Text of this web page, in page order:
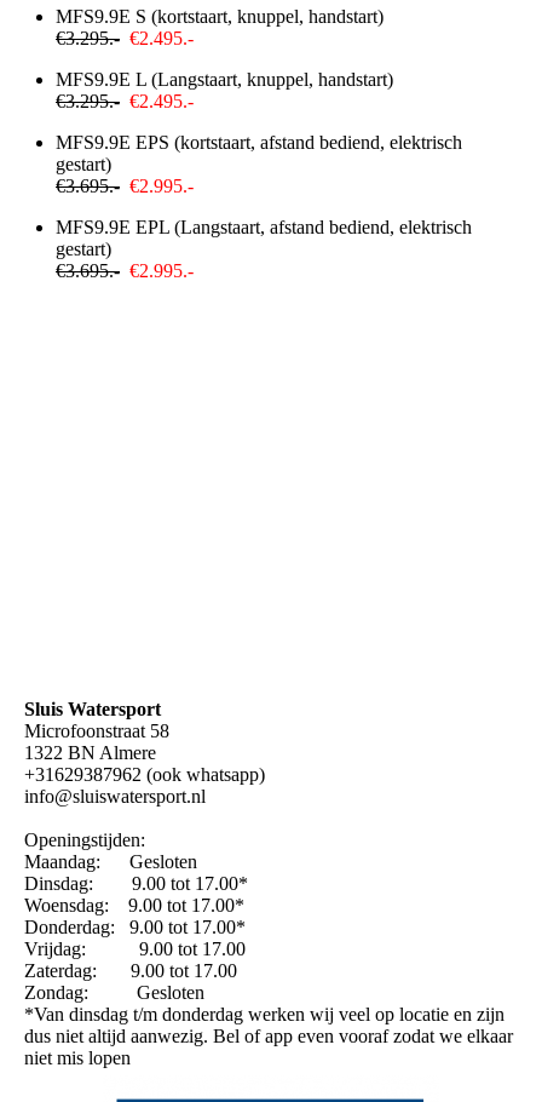
MFS9.9E S (kortstaart, knuppel, handstart)
€3.295.- €2.495.-
MFS9.9E L (Langstaart, knuppel, handstart)
€3.295.- €2.495.-
MFS9.9E EPS (kortstaart, afstand bediend, elektrisch
gestart)
€3.695.- €2.995.-
MFS9.9E EPL (Langstaart, afstand bediend, elektrisch
gestart)
€3.695.- €2.995.-
Sluis Watersport
Microfoonstraat 58
1322 BN Almere
+31629387962 (ook whatsapp)
info@sluiswatersport.nl
Openingstijden:
Maandag: Gesloten
Dinsdag: 9.00 tot 17.00*
Woensdag: 9.00 tot 17.00*
Donderdag: 9.00 tot 17.00*
Vrijdag: 9.00 tot 17.00
Zaterdag: 9.00 tot 17.00
Zondag: Gesloten
*Van dinsdag t/m donderdag werken wij veel op locatie en zijn
dus niet altijd aanwezig. Bel of app even vooraf zodat we elkaar
niet mis lopen